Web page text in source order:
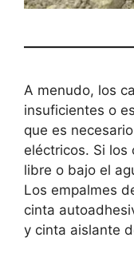
A menudo, los
insuficientes o
que es
eléctricos. Si los
libre o bajo el
Los empalmes
cinta
y cinta aislante